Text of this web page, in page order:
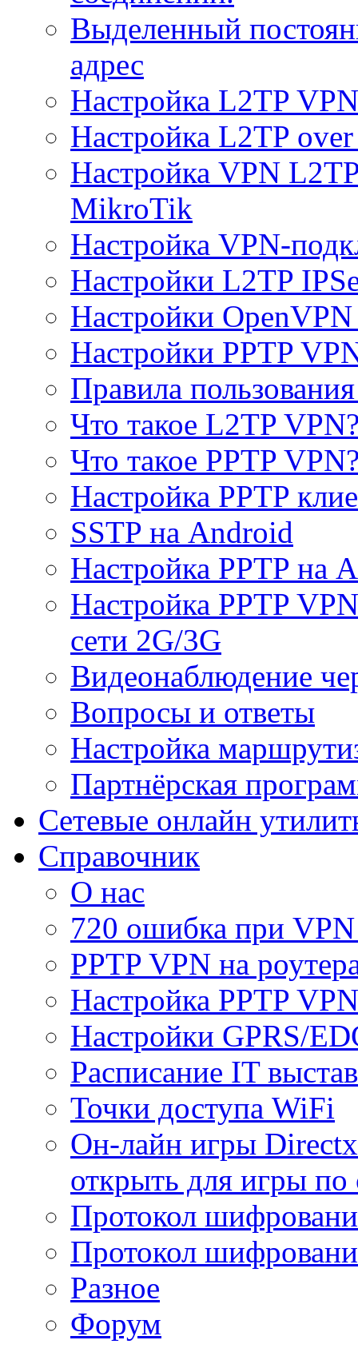
Выделенный
адрес
Настройка L2TP
Настройка L2TP
Настройка VPN
MikroTik
Настройка VPN-
Настройки L2TP
Настройки
Настройки PPTP
Правила
Что такое L2TP
Что такое PPTP
Настройка PPTP
SSTP на Android
Настройка PPTP на
Настройка PPTP
сети 2G/3G
Видеонаблюдение
Вопросы и ответы
Настройка
Партнёрская
Сетевые онлайн
Справочник
О нас
720 ошибка при
PPTP VPN на
Настройка PPTP
Настройки GPRS/
Расписание IT
Точки доступа WiFi
Он-лайн игры
открыть для игры по
Протокол
Протокол
Разное
Форум